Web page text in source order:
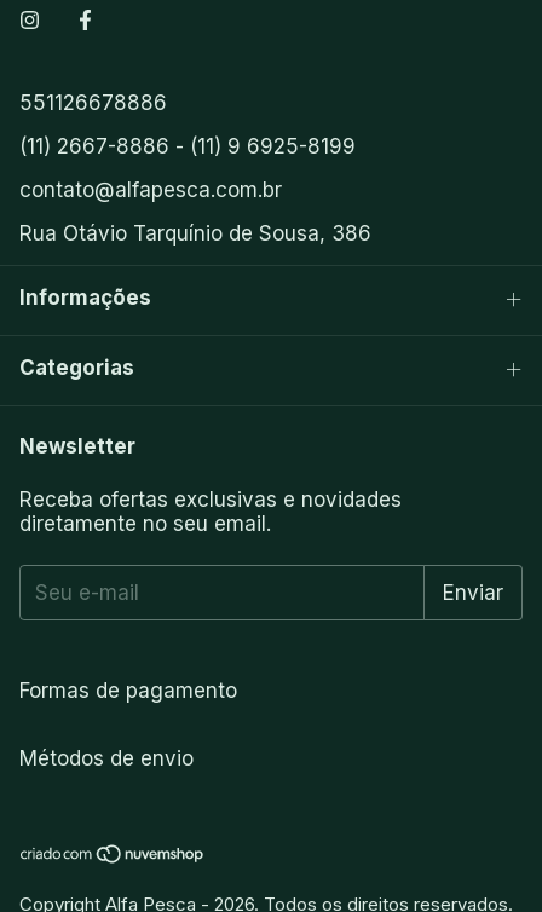
551126678886
(11) 2667-8886 - (11) 9 6925-8199
contato@alfapesca.com.br
Rua Otávio Tarquínio de Sousa, 386
Informações
Categorias
Newsletter
Receba ofertas exclusivas e novidades
diretamente no seu email.
Formas de pagamento
Métodos de envio
Copyright Alfa Pesca - 2026. Todos os direitos reservados.